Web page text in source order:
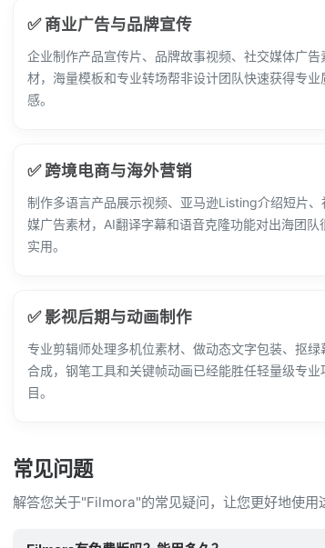
✅ 商业广告与品牌宣传
企业制作产品宣传片、品牌故事视频、社交媒体广告
材，海量模板和专业转场帮非设计团队快速获得专业
感。
✅ 跨境电商与海外营销
制作多语言产品展示视频、亚马逊Listing介绍短片、
媒广告素材，AI翻译字幕和语音克隆功能对出海团队
实用。
✅ 影视后期与动画制作
专业剪辑师处理多机位素材、做动态文字包装、抠绿
合成，钢笔工具和关键帧动画已经能胜任轻量级专业
目。
常见问题
解答您关于"Filmora"的常见疑问，让您更好地使用